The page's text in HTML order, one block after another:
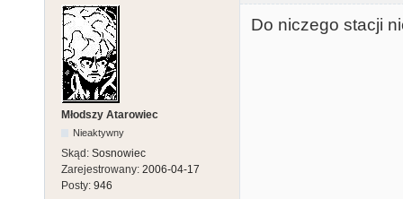
Młodszy Atarowiec
Nieaktywny
Skąd: Sosnowiec
Zarejestrowany: 2006-04-17
Posty: 946
Do niczego stacji